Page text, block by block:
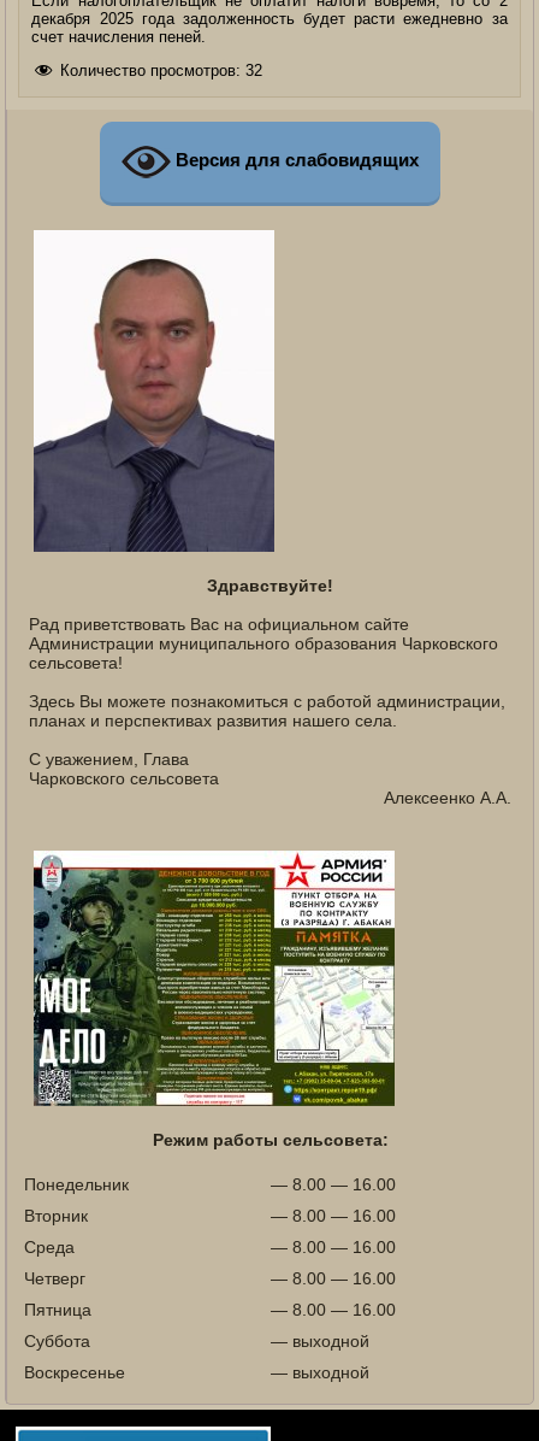
декабря 2025 года задолженность будет расти ежедневно за
счет начисления пеней.
Количество просмотров: 32
Версия для слабовидящих
Здравствуйте!
Рад приветствовать Вас на официальном сайте
Администрации муниципального образования Чарковского
сельсовета!
Здесь Вы можете познакомиться с работой администрации,
планах и перспективах развития нашего села.
С уважением, Глава
Чарковского сельсовета
Алексеенко А.А.
Режим работы сельсовета:
Понедельник
— 8.00 — 16.00
Вторник
— 8.00 — 16.00
Среда
— 8.00 — 16.00
Четверг
— 8.00 — 16.00
Пятница
— 8.00 — 16.00
Суббота
— выходной
Воскресенье
— выходной